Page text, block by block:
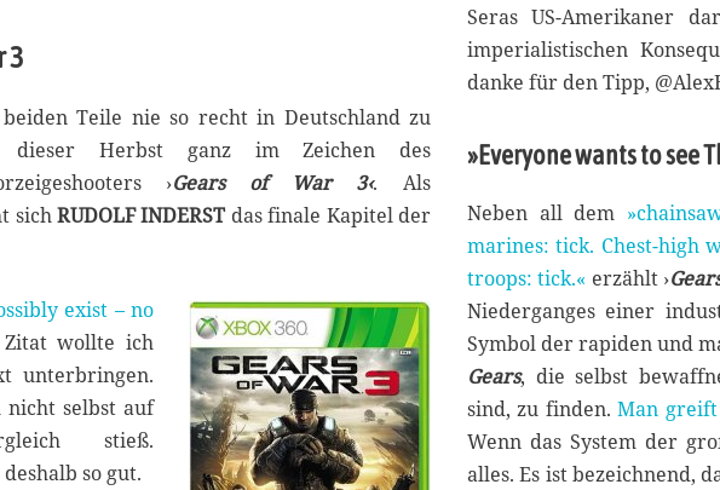
S
e
p
t
b
r
0
1
7
3
Teile nie so recht in Deutschland zu
dieser Herbst ganz im Zeichen des
›Gears of War 3‹. Als
sichRUDOLF INDERSTdas finale Kapitel der
exist – no
Zitat wollte ich
unterbringen.
nicht selbst auf
stieß.
so gut.
Seras US-Amerikaner
imperialistischen
danke für den Tipp,
»Everyone wants to see
Neben all dem
marines: tick. Chest-high
troops: tick.« erzählt ›
Niederganges einer
Symbol der rapiden und
Gears, die selbst
sind, zu finden. Man
Wenn das System der
alles. Es ist bezeichnend,